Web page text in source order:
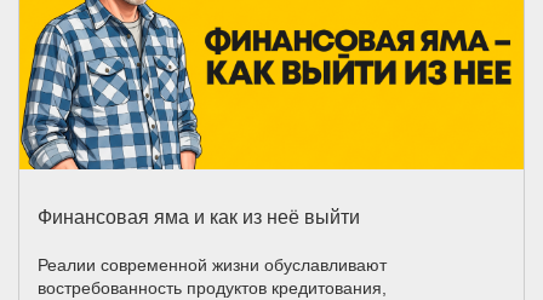
Финансовая яма и как из неё выйти
Реалии современной жизни обуславливают
востребованность продуктов кредитования,